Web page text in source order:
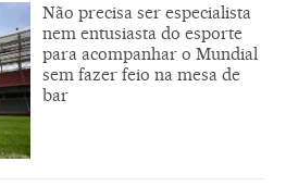
Não precisa ser especialista
nem entusiasta do esporte
para acompanhar o Mundial
sem fazer feio na mesa de
bar